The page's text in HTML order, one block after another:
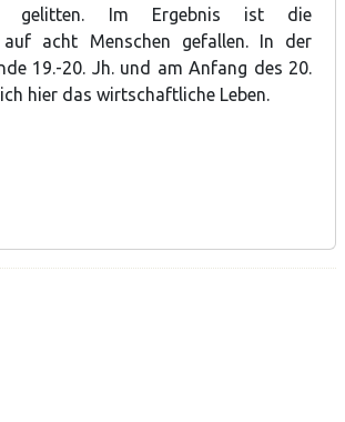
gelitten. Im Ergebnis ist die
auf acht Menschen gefallen. In der
19.-20. Jh. und am Anfang des 20.
hier das wirtschaftliche Leben.